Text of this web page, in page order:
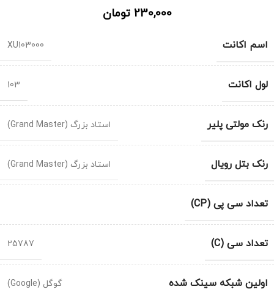
230,000 تومان
اسم اکانت XU103000
لول اکانت 103
رنک مولتی پلیر استاد بزرگ (Grand Master)
رنک بتل رویال استاد بزرگ (Grand Master)
تعداد سی پی (CP)
تعداد سی (C) 25787
اولین شبکه سینک شده گوگل (Google)